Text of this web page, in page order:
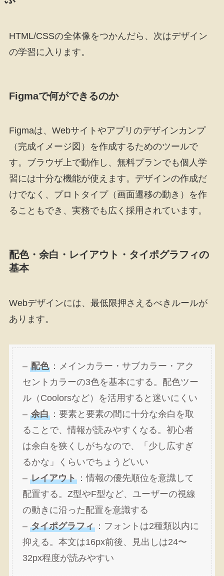
HTML/CSSの全体像をつかんだら、次はデザイン
の学習に入ります。
Figmaで何ができるのか
Figmaは、Webサイトやアプリのデザインカンプ
（完成イメージ図）を作成するためのツールで
す。ブラウザ上で動作し、無料プランでも個人学
習には十分な機能が使えます。デザインの作成だ
けでなく、プロトタイプ（画面遷移の動き）を作
ることもでき、実務でも広く採用されています。
配色・余白・レイアウト・タイポグラフィの
基本
Webデザインには、最低限押さえるべきルールが
あります。
– 配色：メインカラー・サブカラー・アク
セントカラーの3色を基本にする。配色ツー
ル（Coolorsなど）を活用すると迷いにくい
– 余白：要素と要素の間に十分な余白を取
ることで、情報が読みやすくなる。初心者
は余白を狭くしがちなので、「少し広すぎ
るかな」くらいでちょうどいい
– レイアウト：情報の優先順位を意識して
配置する。Z型やF型など、ユーザーの視線
の動きに沿った配置を意識する
– タイポグラフィ：フォントは2種類以内に
抑える。本文は16px前後、見出しは24〜
32px程度が読みやすい